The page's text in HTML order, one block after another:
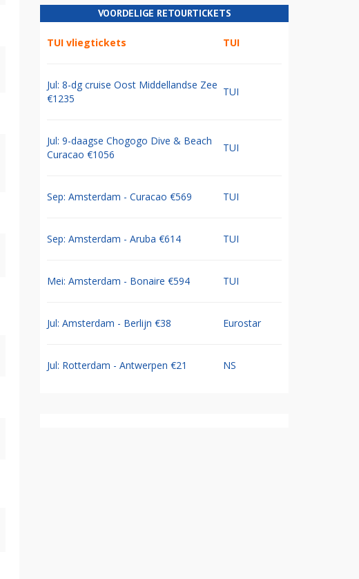
VOORDELIGE RETOURTICKETS
TUI vliegtickets TUI
Jul: 8-dg cruise Oost Middellandse Zee
€1235
TUI
Jul: 9-daagse Chogogo Dive & Beach
Curacao €1056
TUI
Sep: Amsterdam - Curacao €569 TUI
Sep: Amsterdam - Aruba €614 TUI
Mei: Amsterdam - Bonaire €594 TUI
Jul: Amsterdam - Berlijn €38 Eurostar
Jul: Rotterdam - Antwerpen €21 NS